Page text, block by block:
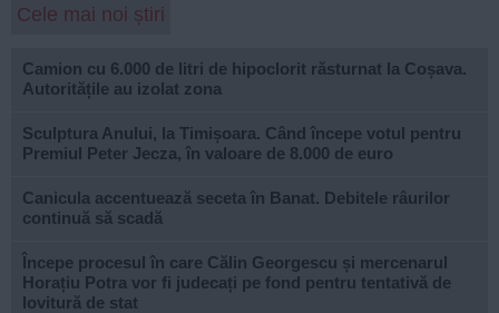
Cele mai noi știri
Camion cu 6.000 de litri de hipoclorit răsturnat la Coșava.
Autoritățile au izolat zona
Sculptura Anului, la Timișoara. Când începe votul pentru
Premiul Peter Jecza, în valoare de 8.000 de euro
Canicula accentuează seceta în Banat. Debitele râurilor
continuă să scadă
Începe procesul în care Călin Georgescu și mercenarul
Horațiu Potra vor fi judecați pe fond pentru tentativă de
lovitură de stat